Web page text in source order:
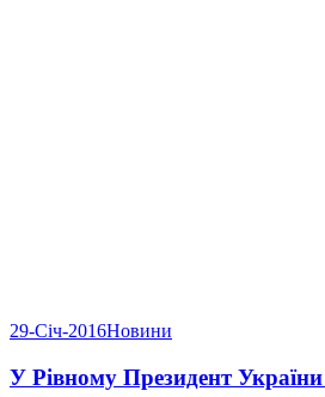
29-Січ-2016Новини
У Рівному Президент